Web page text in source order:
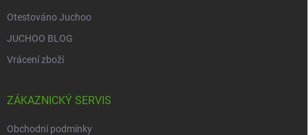
Otestováno Juchoo
JUCHOO BLOG
Vrácení zboží
ZÁKAZNICKÝ SERVIS
Obchodní podmínky